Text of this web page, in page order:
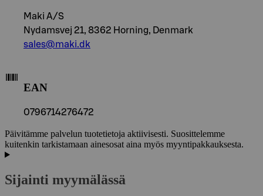
Maki A/S
Nydamsvej 21, 8362 Horning, Denmark
sales@maki.dk
EAN
0796714276472
Päivitämme palvelun tuotetietoja aktiivisesti. Suosittelemme
kuitenkin tarkistamaan ainesosat aina myös myyntipakkauksesta.
Sijainti myymälässä